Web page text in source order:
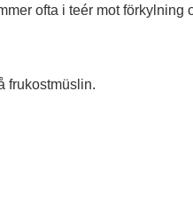
ofta i teér mot förkylning
frukostmüslin.